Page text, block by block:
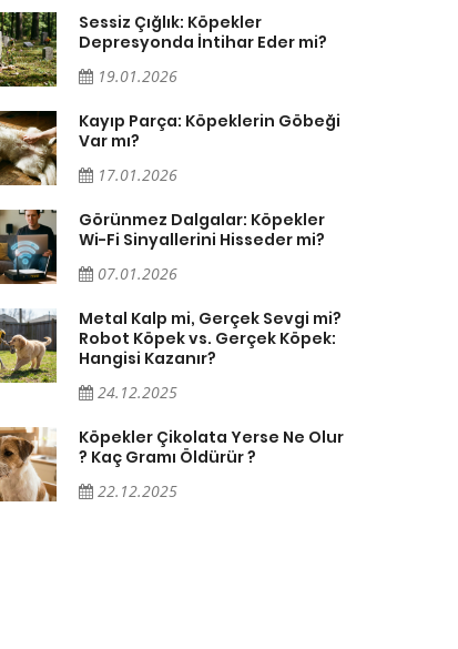
Sessiz Çığlık: Köpekler
Depresyonda İntihar Eder mi?
19.01.2026
Kayıp Parça: Köpeklerin Göbeği
Var mı?
17.01.2026
Görünmez Dalgalar: Köpekler
Wi-Fi Sinyallerini Hisseder mi?
07.01.2026
Metal Kalp mi, Gerçek Sevgi mi?
Robot Köpek vs. Gerçek Köpek:
Hangisi Kazanır?
24.12.2025
Köpekler Çikolata Yerse Ne Olur
? Kaç Gramı Öldürür ?
22.12.2025